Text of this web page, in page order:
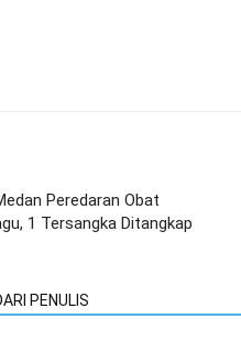
Peredaran Obat
1 Tersangka Ditangkap
PENULIS